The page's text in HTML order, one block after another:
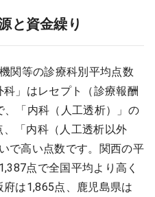
と資金繰り
関等の診療科別平均点数
」はレセプト（診療報酬
「内科（人工透析）」の
「内科（人工透析以外
で高い点数です。関西の平
点で全国平均より高く
は1,865点、鹿児島県は